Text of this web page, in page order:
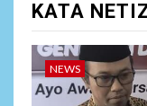
4
KATA
NEWS